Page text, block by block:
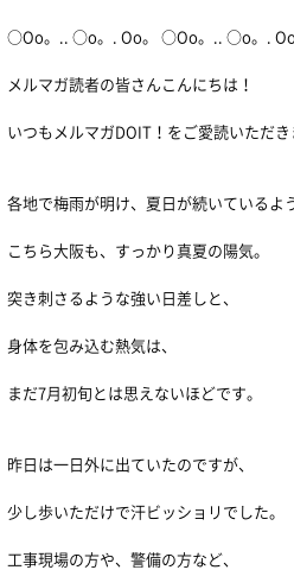
○Oo。.. ○o。. Oo。 ○Oo。.. ○o。.
メルマガ読者の皆さんこんにちは！
いつもメルマガDOIT！をご愛読いただき
各地で梅雨が明け、夏日が続いているよ
こちら大阪も、すっかり真夏の陽気。
突き刺さるような強い日差しと、
身体を包み込む熱気は、
まだ7月初旬とは思えないほどです。
昨日は一日外に出ていたのですが、
少し歩いただけで汗ビッショリでした。
工事現場の方や、警備の方など、